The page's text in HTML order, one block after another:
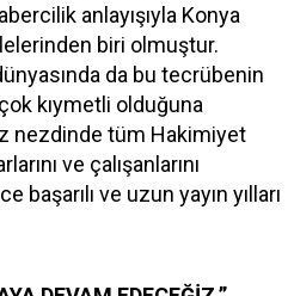
anlayışıyla Konya
biri olmuştur.
da bu tecrübenin
kıymetli olduğuna
nezdinde tüm Hakimiyet
ve çalışanlarını
başarılı ve uzun yayın yılları